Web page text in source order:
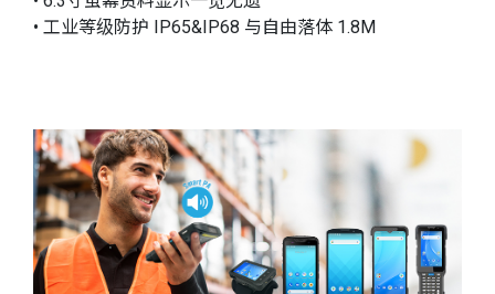
• 工业等级防护 IP65&IP68 与自由落体 1.8M